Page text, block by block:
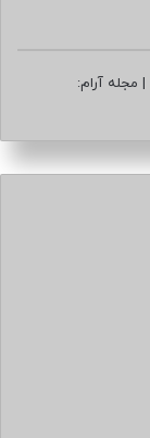
| مجله آرام: